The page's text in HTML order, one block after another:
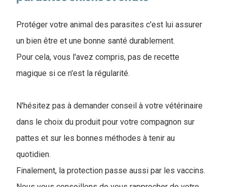
Protéger votre animal des parasites c'est lui assurer
un bien être et une bonne santé durablement.
Pour cela, vous l'avez compris, pas de recette
magique si ce n'est la régularité.
N'hésitez pas à demander conseil à votre vétérinaire
dans le choix du produit pour votre compagnon sur
pattes et sur les bonnes méthodes à tenir au
quotidien.
Finalement, la protection passe aussi par les vaccins.